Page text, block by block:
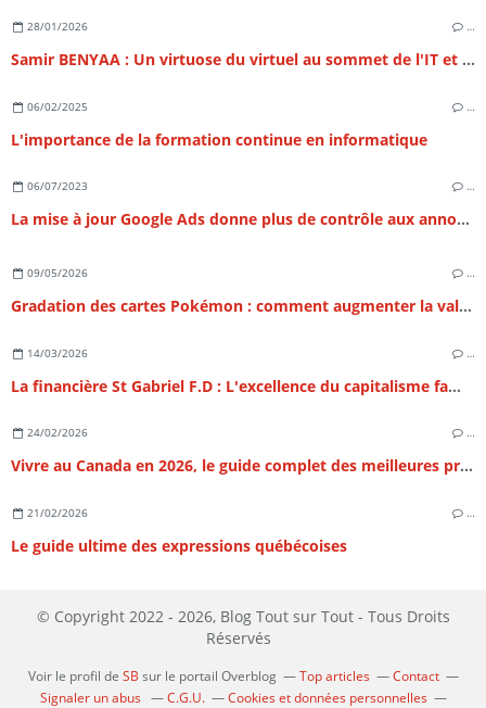
28/01/2026 …
Samir BENYAA : Un virtuose du virtuel au sommet de l'IT et du SEO
06/02/2025 …
L'importance de la formation continue en informatique
06/07/2023 …
La mise à jour Google Ads donne plus de contrôle aux annonceurs
09/05/2026 …
Gradation des cartes Pokémon : comment augmenter la valeur de sa collection ?
14/03/2026 …
La financière St Gabriel F.D : L'excellence du capitalisme familial et l'art de la structuration patrimoniale
24/02/2026 …
Vivre au Canada en 2026, le guide complet des meilleures provinces
21/02/2026 …
Le guide ultime des expressions québécoises
© Copyright 2022 - 2026, Blog Tout sur Tout - Tous Droits
Réservés
Voir le profil de SB sur le portail Overblog Top articles
Contact
Signaler un abus
C.G.U. Cookies et données personnelles